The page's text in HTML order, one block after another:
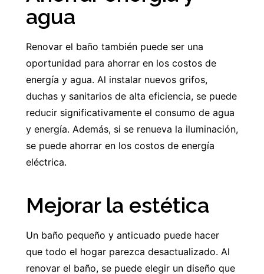
agua
Renovar el baño también puede ser una
oportunidad para ahorrar en los costos de
energía y agua. Al instalar nuevos grifos,
duchas y sanitarios de alta eficiencia, se puede
reducir significativamente el consumo de agua
y energía. Además, si se renueva la iluminación,
se puede ahorrar en los costos de energía
eléctrica.
Mejorar la estética
Un baño pequeño y anticuado puede hacer
que todo el hogar parezca desactualizado. Al
renovar el baño, se puede elegir un diseño que